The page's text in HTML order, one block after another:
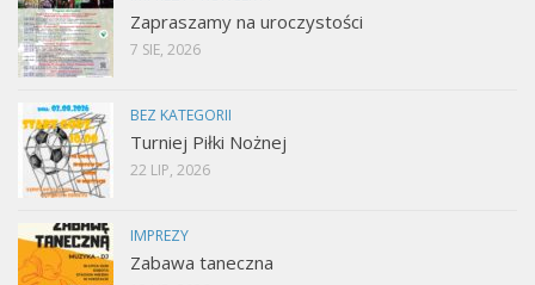
Zapraszamy na uroczystości
7 SIE, 2026
BEZ KATEGORII
Turniej Piłki Nożnej
22 LIP, 2026
IMPREZY
Zabawa taneczna